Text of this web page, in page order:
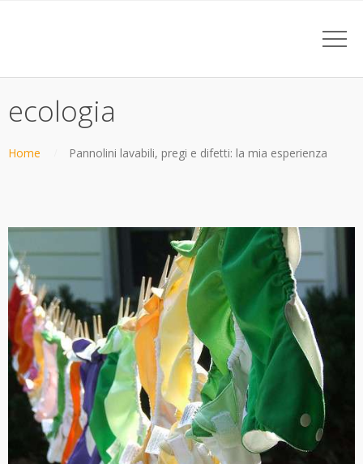
ecologia
Home Pannolini lavabili, pregi e difetti: la mia esperienza